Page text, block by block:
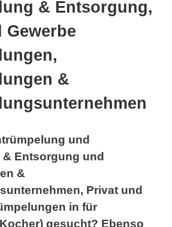
& Entsorgung,
Gewerbe
&
und
Entsorgung und
&
Privat und
in für
gesucht? Ebenso